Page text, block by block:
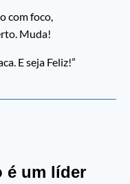
com foco,
Muda!
E seja Feliz!”
é um líder